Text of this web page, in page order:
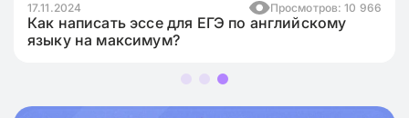
17.11.2024 Просмотров: 10 966
Как написать эссе для ЕГЭ по английскому
языку на максимум?